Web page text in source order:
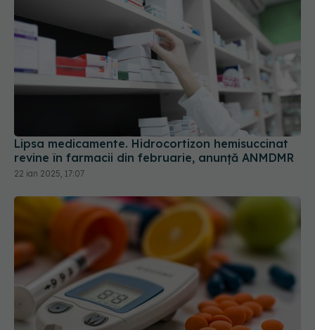
Lipsa medicamente. Hidrocortizon hemisuccinat
revine în farmacii din februarie, anunță ANMDMR
22 ian 2025, 17:07